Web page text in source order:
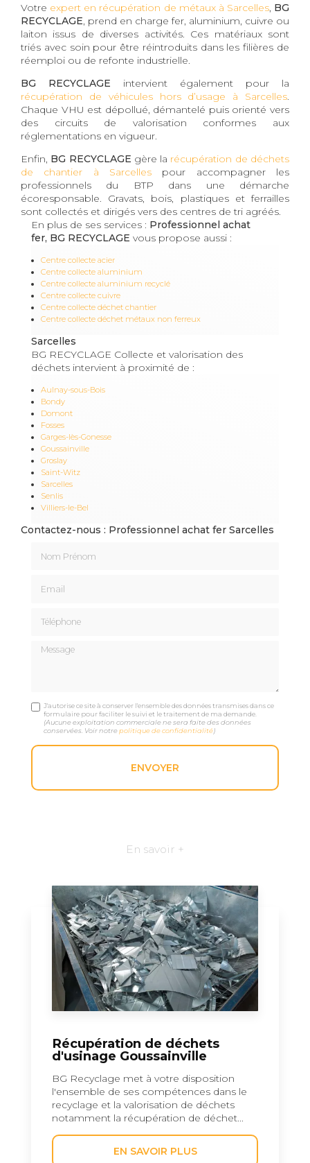
Votre expert en récupération de métaux à Sarcelles, BG
RECYCLAGE, prend en charge fer, aluminium, cuivre ou
laiton issus de diverses activités. Ces matériaux sont
triés avec soin pour être réintroduits dans les filières de
réemploi ou de refonte industrielle.
BG RECYCLAGE intervient également pour la
récupération de véhicules hors d’usage à Sarcelles.
Chaque VHU est dépollué, démantelé puis orienté vers
des circuits de valorisation conformes aux
réglementations en vigueur.
Enfin, BG RECYCLAGE gère la récupération de déchets
de chantier à Sarcelles pour accompagner les
professionnels du BTP dans une démarche
écoresponsable. Gravats, bois, plastiques et ferrailles
sont collectés et dirigés vers des centres de tri agréés.
En plus de ses services : Professionnel achat
fer, BG RECYCLAGE vous propose aussi :
Centre collecte acier
Centre collecte aluminium
Centre collecte aluminium recyclé
Centre collecte cuivre
Centre collecte déchet chantier
Centre collecte déchet métaux non ferreux
Sarcelles
BG RECYCLAGE Collecte et valorisation des
déchets intervient à proximité de :
Aulnay-sous-Bois
Bondy
Domont
Fosses
Garges-lès-Gonesse
Goussainville
Groslay
Saint-Witz
Sarcelles
Senlis
Villiers-le-Bel
Contactez-nous : Professionnel achat fer Sarcelles
Message
J'autorise ce site à conserver l'ensemble des données transmises dans ce
formulaire pour faciliter le suivi et le traitement de ma demande.
(Aucune exploitation commerciale ne sera faite des données
conservées. Voir notrepolitique de confidentialité)
En savoir +
Récupération de déchets
d'usinage Goussainville
BG Recyclage met à votre disposition
l'ensemble de ses compétences dans le
recyclage et la valorisation de déchets
notamment la récupération de déchet...
EN SAVOIR PLUS